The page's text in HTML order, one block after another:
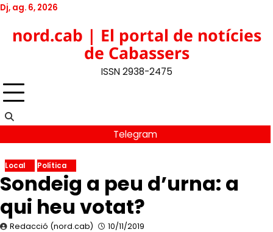
Skip
content
Dj, ag. 6, 2026
Facebook
YouTube
Instagram
nord.cab | El portal de notícies
de Cabassers
ISSN 2938-2475
Telegram
Local Política
Sondeig a peu d’urna: a
qui heu votat?
Redacció (nord.cab) 10/11/2019